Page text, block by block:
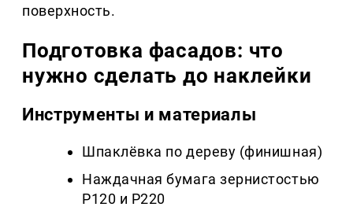
поверхность.
Подготовка фасадов: что
нужно сделать до наклейки
Инструменты и материалы
Шпаклёвка по дереву (финишная)
Наждачная бумага зернистостью
P120 и P220